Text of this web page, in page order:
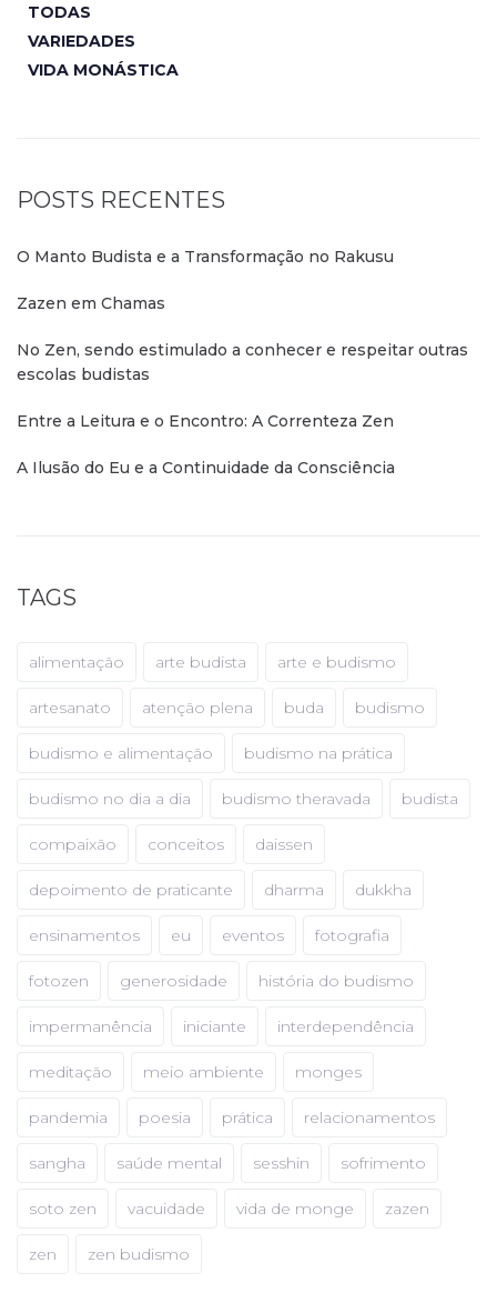
TODAS
VARIEDADES
VIDA MONÁSTICA
POSTS RECENTES
O Manto Budista e a Transformação no Rakusu
Zazen em Chamas
No Zen, sendo estimulado a conhecer e respeitar outras
escolas budistas
Entre a Leitura e o Encontro: A Correnteza Zen
A Ilusão do Eu e a Continuidade da Consciência
TAGS
alimentação arte budista arte e budismo
artesanato atenção plena buda budismo
budismo e alimentação budismo na prática
budismo no dia a dia budismo theravada budista
compaixão conceitos daissen
depoimento de praticante dharma dukkha
ensinamentos eu eventos fotografia
fotozen generosidade história do budismo
impermanência iniciante interdependência
meditação meio ambiente monges
pandemia poesia prática relacionamentos
sangha saúde mental sesshin sofrimento
soto zen vacuidade vida de monge zazen
zen zen budismo